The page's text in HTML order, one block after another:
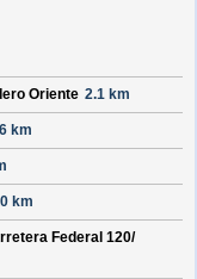
Oriente 2.1 km
km
km
Federal 120/